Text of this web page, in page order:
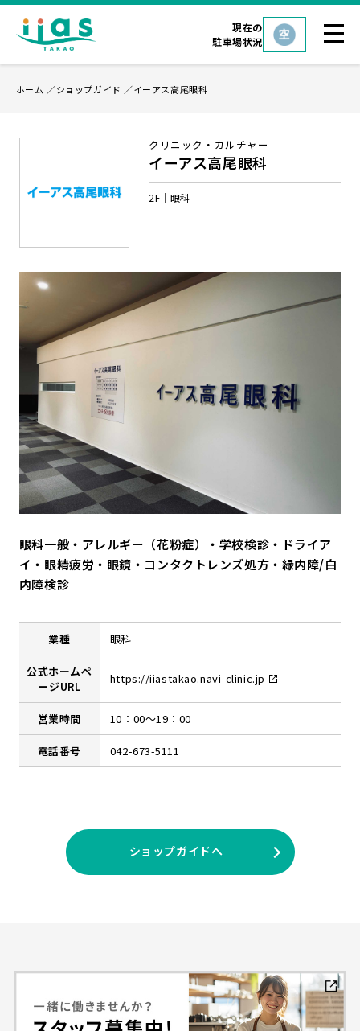
現在の
駐車場状況
ホーム ショップガイド イーアス高尾眼科
クリニック・カルチャー
イーアス高尾眼科
2F 眼科
眼科一般・アレルギー（花粉症）・学校検診・ドライア
イ・眼精疲労・眼鏡・コンタクトレンズ処方・緑内障/白
内障検診
業種 眼科
公式ホームペ
ージURL
https://iiastakao.navi-clinic.jp
営業時間 10：00～19：00
電話番号 042-673-5111
ショップガイドへ